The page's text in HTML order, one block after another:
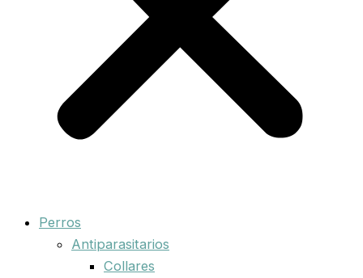
Perros
Antiparasitarios
Collares